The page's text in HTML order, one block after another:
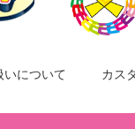
いについて カス